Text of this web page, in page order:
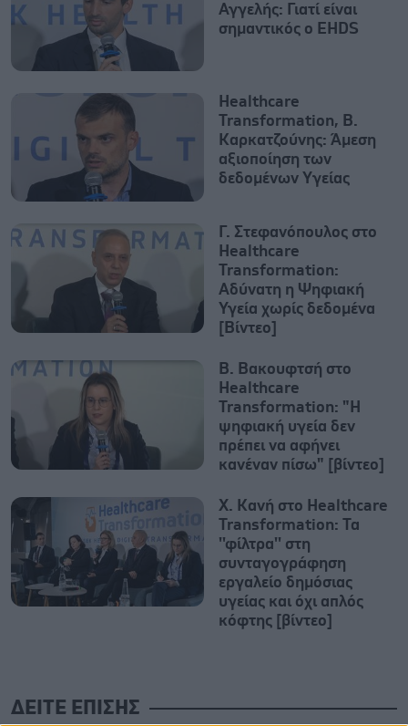
Αγγελής: Γιατί είναι
σημαντικός ο EHDS
Healthcare
Transformation, Β.
Καρκατζούνης: Άμεση
αξιοποίηση των
δεδομένων Yγείας
Γ. Στεφανόπουλος στο
Healthcare
Transformation:
Αδύνατη η Ψηφιακή
Υγεία χωρίς δεδομένα
[Βίντεο]
Β. Βακουφτσή στο
Healthcare
Transformation: "Η
ψηφιακή υγεία δεν
πρέπει να αφήνει
κανέναν πίσω" [βίντεο]
Χ. Κανή στο Healthcare
Transformation: Τα
''φίλτρα'' στη
συνταγογράφηση
εργαλείο δημόσιας
υγείας και όχι απλός
κόφτης [βίντεο]
ΔΕΙΤΕ ΕΠΙΣΗΣ